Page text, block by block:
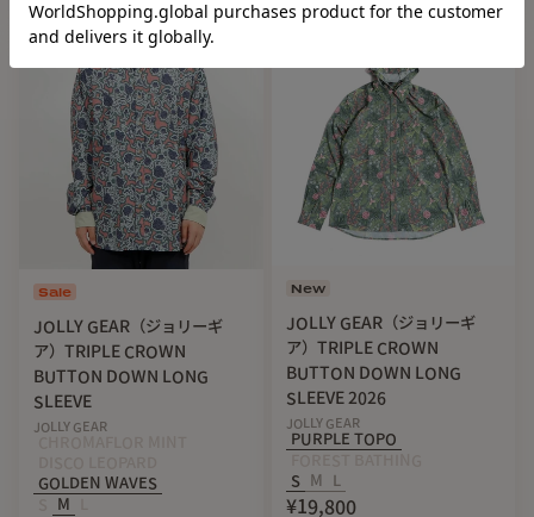
・抗菌防臭素材
・UPF30
・重量約253g（Lサイズ）
■MATERIAL
86%ポリエステル 14%スパンデックス
サイズ
仕上がり寸法（平置き/cm）
Sale
JOLLY GEAR（ジョリーギ
ア）TRIPLE CROWN
BUTTON DOWN LONG
SLEEVE
JOLLY GEAR
GOLDEN WAVES
M
New
JOLLY GEAR（ジョリーギ
ア）TRIPLE CROWN
BUTTON DOWN LONG
SLEEVE 2026
JOLLY GEAR
PURPLE TOPO
S
M L
¥19,800